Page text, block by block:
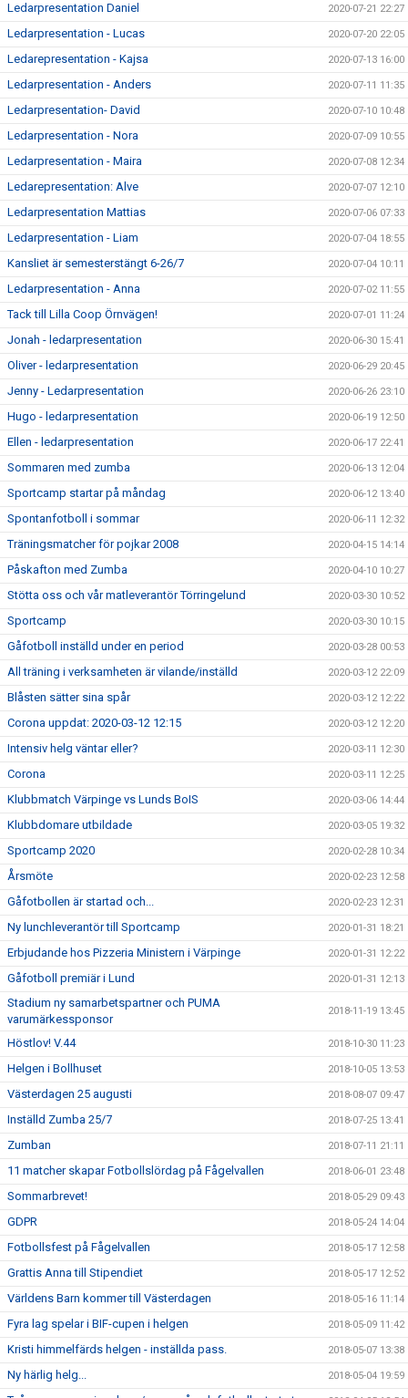
Ledarpresentation Daniel 2020-07-21 22:27
Ledarpresentation - Lucas 2020-07-20 22:05
Ledarepresentation - Kajsa 2020-07-13 16:00
Ledarpresentation - Anders 2020-07-11 11:35
Ledarpresentation- David 2020-07-10 10:48
Ledarpresentation - Nora 2020-07-09 10:55
Ledarpresentation - Maira 2020-07-08 12:34
Ledarepresentation: Alve 2020-07-07 12:10
Ledarpresentation Mattias 2020-07-06 07:33
Ledarpresentation - Liam 2020-07-04 18:55
Kansliet är semesterstängt 6-26/7 2020-07-04 10:11
Ledarpresentation - Anna 2020-07-02 11:55
Tack till Lilla Coop Örnvägen! 2020-07-01 11:24
Jonah - ledarpresentation 2020-06-30 15:41
Oliver - ledarpresentation 2020-06-29 20:45
Jenny - Ledarpresentation 2020-06-26 23:10
Hugo - ledarpresentation 2020-06-19 12:50
Ellen - ledarpresentation 2020-06-17 22:41
Sommaren med zumba 2020-06-13 12:04
Sportcamp startar på måndag 2020-06-12 13:40
Spontanfotboll i sommar 2020-06-11 12:32
Träningsmatcher för pojkar 2008 2020-04-15 14:14
Påskafton med Zumba 2020-04-10 10:27
Stötta oss och vår matleverantör Törringelund 2020-03-30 10:52
Sportcamp 2020-03-30 10:15
Gåfotboll inställd under en period 2020-03-28 00:53
All träning i verksamheten är vilande/inställd 2020-03-12 22:09
Blåsten sätter sina spår 2020-03-12 12:22
Corona uppdat: 2020-03-12 12:15 2020-03-12 12:20
Intensiv helg väntar eller? 2020-03-11 12:30
Corona 2020-03-11 12:25
Klubbmatch Värpinge vs Lunds BoIS 2020-03-06 14:44
Klubbdomare utbildade 2020-03-05 19:32
Sportcamp 2020 2020-02-28 10:34
Årsmöte 2020-02-23 12:58
Gåfotbollen är startad och... 2020-02-23 12:31
Ny lunchleverantör till Sportcamp 2020-01-31 18:21
Erbjudande hos Pizzeria Ministern i Värpinge 2020-01-31 12:22
Gåfotboll premiär i Lund 2020-01-31 12:13
Stadium ny samarbetspartner och PUMA
varumärkessponsor
2018-11-19 13:45
Höstlov! V.44 2018-10-30 11:23
Helgen i Bollhuset 2018-10-05 13:53
Västerdagen 25 augusti 2018-08-07 09:47
Inställd Zumba 25/7 2018-07-25 13:41
Zumban 2018-07-11 21:11
11 matcher skapar Fotbollslördag på Fågelvallen 2018-06-01 23:48
Sommarbrevet! 2018-05-29 09:43
GDPR 2018-05-24 14:04
Fotbollsfest på Fågelvallen 2018-05-17 12:58
Grattis Anna till Stipendiet 2018-05-17 12:52
Världens Barn kommer till Västerdagen 2018-05-16 11:14
Fyra lag spelar i BIF-cupen i helgen 2018-05-09 11:42
Kristi himmelfärds helgen - inställda pass. 2018-05-07 13:38
Ny härlig helg... 2018-05-04 19:59